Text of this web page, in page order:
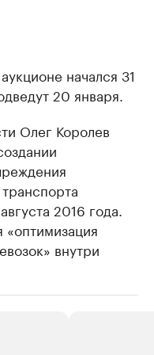
начался 31
20 января.
Олег Королев
2016 года.
«оптимизация
внутри